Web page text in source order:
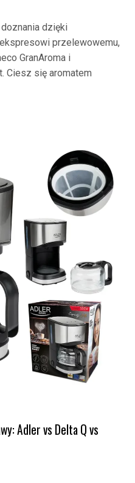
dzięki
przelewowemu,
GranAroma i
Ciesz się aromatem
Adler vs Delta Q vs